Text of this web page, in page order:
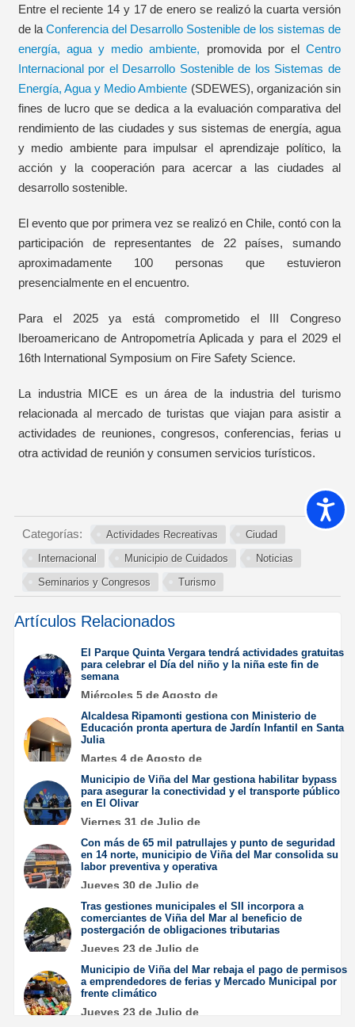
Entre el reciente 14 y 17 de enero se realizó la cuarta versión
de la Conferencia del Desarrollo Sostenible de los sistemas de
energía, agua y medio ambiente, promovida por elCentro
Internacional por el Desarrollo Sostenible de los Sistemas de
Energía, Agua y Medio Ambiente (SDEWES), organización sin
fines de lucro que se dedica a la evaluación comparativa del
rendimiento de las ciudades y sus sistemas de energía, agua
y medio ambiente para impulsar el aprendizaje político, la
acción y la cooperación para acercar a las ciudades al
desarrollo sostenible.
El evento que por primera vez se realizó en Chile, contó con la
participación de representantes de 22 países, sumando
aproximadamente 100 personas que estuvieron
presencialmente en el encuentro.
Para el 2025 ya está comprometido el III Congreso
Iberoamericano de Antropometría Aplicada y para el 2029 el
16th International Symposium on Fire Safety Science.
La industria MICE es un área de la industria del turismo
relacionada al mercado de turistas que viajan para asistir a
actividades de reuniones, congresos, conferencias, ferias u
otra actividad de reunión y consumen servicios turísticos.
Categorías: Actividades Recreativas
Ciudad
Internacional
Municipio de Cuidados
Noticias
Seminarios y Congresos
Turismo
Artículos Relacionados
El Parque Quinta Vergara tendrá actividades gratuitas
para celebrar el Día del niño y la niña este fin de
semana
Miércoles 5 de Agosto de
Alcaldesa Ripamonti gestiona con Ministerio de
Educación pronta apertura de Jardín Infantil en Santa
Julia
Martes 4 de Agosto de
Municipio de Viña del Mar gestiona habilitar bypass
para asegurar la conectividad y el transporte público
en El Olivar
Viernes 31 de Julio de
Con más de 65 mil patrullajes y punto de seguridad
en 14 norte, municipio de Viña del Mar consolida su
labor preventiva y operativa
Jueves 30 de Julio de
Tras gestiones municipales el SII incorpora a
comerciantes de Viña del Mar al beneficio de
postergación de obligaciones tributarias
Jueves 23 de Julio de
Municipio de Viña del Mar rebaja el pago de permisos
a emprendedores de ferias y Mercado Municipal por
frente climático
Jueves 23 de Julio de